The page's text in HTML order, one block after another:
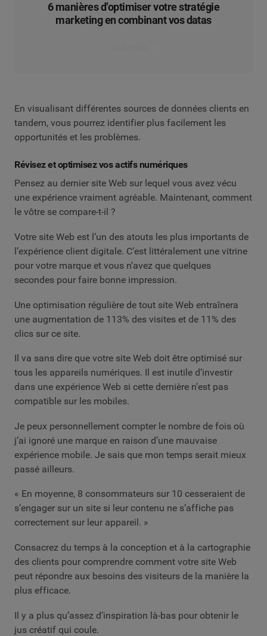
6 manières d’optimiser votre stratégie
marketing en combinant vos datas
En visualisant différentes sources de données clients en
tandem, vous pourrez identifier plus facilement les
opportunités et les problèmes.
Révisez et optimisez vos actifs numériques
Pensez au dernier site Web sur lequel vous avez vécu
une expérience vraiment agréable. Maintenant, comment
le vôtre se compare-t-il ?
Votre site Web est l’un des atouts les plus importants de
l’expérience client digitale. C’est littéralement une vitrine
pour votre marque et vous n’avez que quelques
secondes pour faire bonne impression.
Une optimisation régulière de tout site Web entraînera
une augmentation de 113% des visites et de 11% des
clics sur ce site.
Il va sans dire que votre site Web doit être optimisé sur
tous les appareils numériques. Il est inutile d’investir
dans une expérience Web si cette dernière n’est pas
compatible sur les mobiles.
Je peux personnellement compter le nombre de fois où
j’ai ignoré une marque en raison d’une mauvaise
expérience mobile. Je sais que mon temps serait mieux
passé ailleurs.
« En moyenne, 8 consommateurs sur 10 cesseraient de
s’engager sur un site si leur contenu ne s’affiche pas
correctement sur leur appareil. »
Consacrez du temps à la conception et à la cartographie
des clients pour comprendre comment votre site Web
peut répondre aux besoins des visiteurs de la manière la
plus efficace.
Il y a plus qu’assez d’inspiration là-bas pour obtenir le
jus créatif qui coule.